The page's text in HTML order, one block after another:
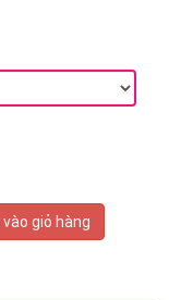
vào giỏ hàng